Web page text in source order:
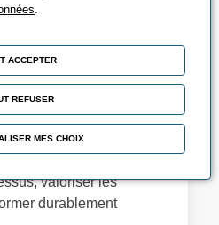
-
continue -
-
industrielle
valoriser les
durablement
ACCEPTER
REFUSER
MES CHOIX